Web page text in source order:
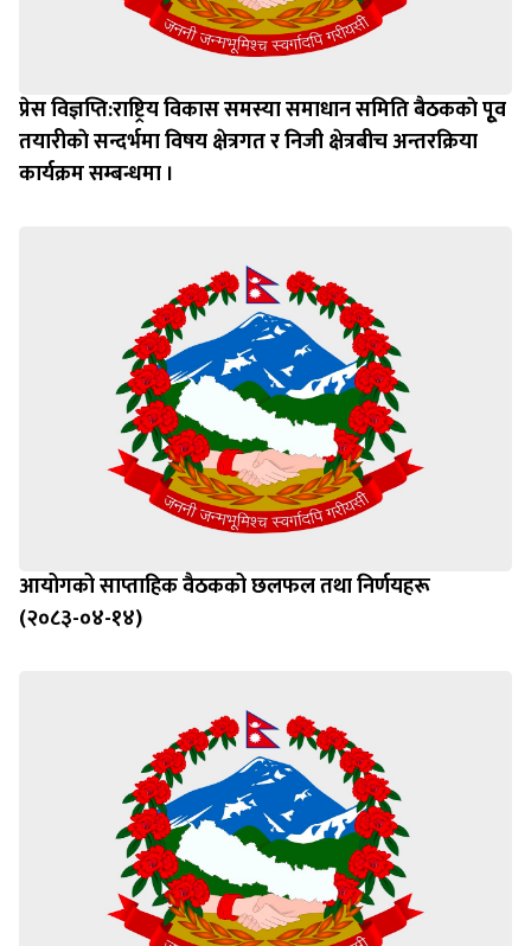
प्रेस विज्ञप्ति:राष्ट्रिय विकास समस्या समाधान समिति बैठककाे पूृव
तयारीकाे सन्दर्भमा विषय क्षेत्रगत र निजी क्षेत्रबीच अन्तरक्रिया
कार्यक्रम सम्बन्धमा ।
आयोगको साप्ताहिक वैठकको छलफल तथा निर्णयहरू
(२०८३-०४-१४)